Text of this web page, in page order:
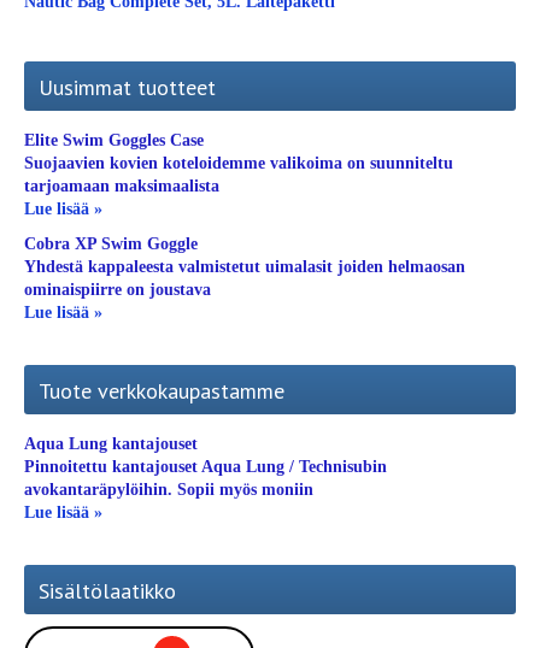
Uusimmat tuotteet
Elite Swim Goggles Case
Suojaavien kovien koteloidemme valikoima on suunniteltu
tarjoamaan maksimaalista
Lue lisää »
Cobra XP Swim Goggle
Yhdestä kappaleesta valmistetut uimalasit joiden helmaosan
ominaispiirre on joustava
Lue lisää »
Tuote verkkokaupastamme
Aqua Lung kantajouset
Pinnoitettu kantajouset Aqua Lung / Technisubin
avokantaräpylöihin. Sopii myös moniin
Lue lisää »
Sisältölaatikko